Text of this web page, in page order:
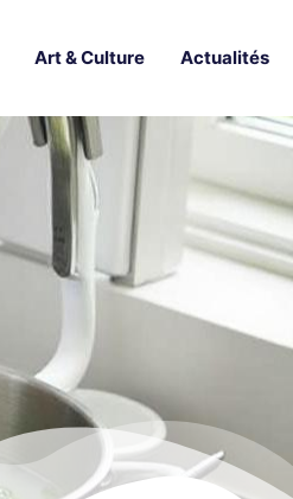
Art & Culture Actualités